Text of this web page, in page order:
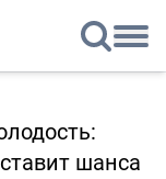
шанса